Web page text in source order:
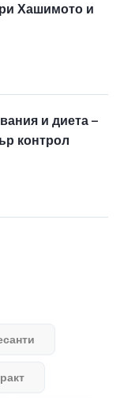
Хашимото и
и диета –
контрол